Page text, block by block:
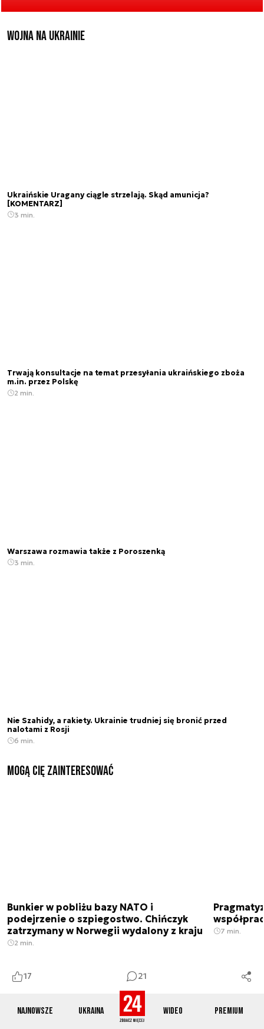
Najnowsze Ukraina Wideo Premium
17 21
Wojna na Ukrainie
Ukraińskie Uragany ciągle strzelają. Skąd amunicja?
[KOMENTARZ]
3 min.
Trwają konsultacje na temat przesyłania ukraińskiego zboża
m.in. przez Polskę
2 min.
Warszawa rozmawia także z Poroszenką
3 min.
Nie Szahidy, a rakiety. Ukrainie trudniej się bronić przed
nalotami z Rosji
6 min.
Mogą Cię zainteresować
Bunkier w pobliżu bazy NATO i
podejrzenie o szpiegostwo. Chińczyk
zatrzymany w Norwegii wydalony z kraju
2 min.
7 min.